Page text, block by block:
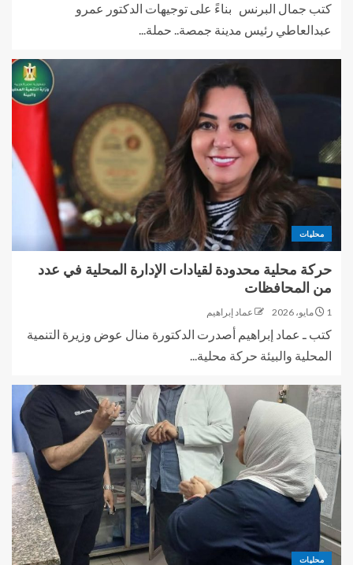
كتب جمال البرنس بناءً على توجيهات الدكتور عمرو
عبدالعاطي رئيس مدينة جمصة.. حملة...
محليات
حركة محلية محدودة لقيادات الإدارة المحلية في عدد
من المحافظات
1 مايو، 2026 عماد إبراهيم
كتب ـ عماد إبراهيم أصدرت الدكتورة منال عوض وزيرة التنمية
المحلية والبيئة حركة محلية...
محليات